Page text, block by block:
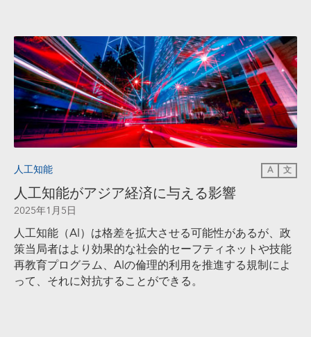
人工知能 A 文
人工知能がアジア経済に与える影響
2025年1月5日
人工知能（AI）は格差を拡大させる可能性があるが、政
策当局者はより効果的な社会的セーフティネットや技能
再教育プログラム、AIの倫理的利用を推進する規制によ
って、それに対抗することができる。